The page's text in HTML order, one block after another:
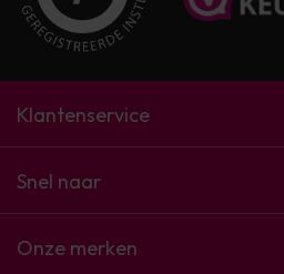
Klantenservice
Snel naar
Onze merken